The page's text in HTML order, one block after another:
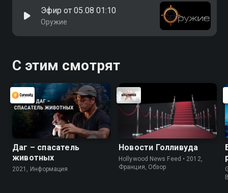
Эфир от 05.08 01:10
Оружие
С этим смотрят
Даг – спасатель
животных
2021, Информация
Новости Голливуда
Hollywood News Feed • 2012,
Франция, Обзор